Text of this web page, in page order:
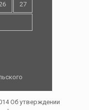
27